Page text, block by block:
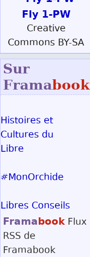
Fly 1-PW
Creative
Commons BY-SA
Sur
Framabook
Histoires et
Cultures du
Libre
#MonOrchide
Libres Conseils
Framabook Flux
RSS de
Framabook